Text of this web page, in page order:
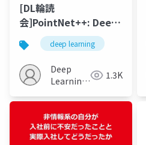
[DL輪読
会]PointNet++: Deep
Hierarchical Feature
Learning on Point
Sets in a Metric
Space
deep learning
Deep
Learning
1.3K